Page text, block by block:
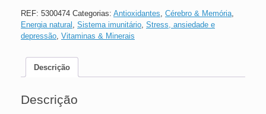
REF: 5300474 Categorias: Antioxidantes, Cérebro & Memória,
Energia natural , Sistema imunitário, Stress, ansiedade e
depressão, Vitaminas & Minerais
Descrição
Descrição